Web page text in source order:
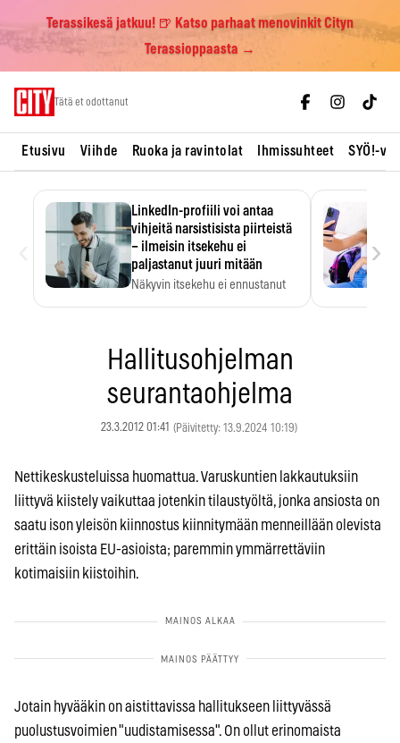
Terassikesä jatkuu! 🍺 Katso parhaat menovinkit Cityn
Terassioppaasta →
Tätä et odottanut
Etusivu Viihde Ruoka ja ravintolat Ihmissuhteet SYÖ!-
LinkedIn-profiili voi antaa
vihjeitä narsistisista piirteistä
– ilmeisin itsekehu ei
paljastanut juuri mitään
Näkyvin itsekehu ei ennustanut
›
Hallitusohjelman
seurantaohjelma
23.3.2012 01:41 (Päivitetty: 13.9.2024 10:19)
Nettikeskusteluissa huomattua. Varuskuntien lakkautuksiin
liittyvä kiistely vaikuttaa jotenkin tilaustyöltä, jonka ansiosta on
saatu ison yleisön kiinnostus kiinnitymään menneillään olevista
erittäin isoista EU-asioista; paremmin ymmärrettäviin
kotimaisiin kiistoihin.
Jotain hyvääkin on aistittavissa hallitukseen liittyvässä
puolustusvoimien "uudistamisessa". On ollut erinomaista